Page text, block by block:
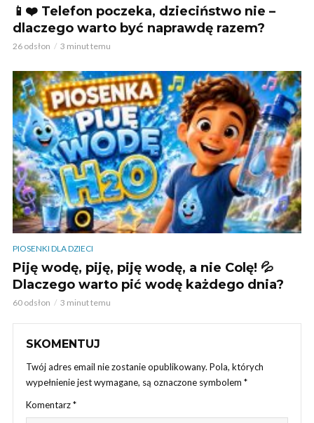
📱❤️ Telefon poczeka, dzieciństwo nie –
dlaczego warto być naprawdę razem?
26 odsłon 3 minut temu
PIOSENKI DLA DZIECI
Piję wodę, piję, piję wodę, a nie Colę! 💦
Dlaczego warto pić wodę każdego dnia?
60 odsłon 3 minut temu
SKOMENTUJ
Twój adres email nie zostanie opublikowany. Pola, których
wypełnienie jest wymagane, są oznaczone symbolem *
Komentarz*